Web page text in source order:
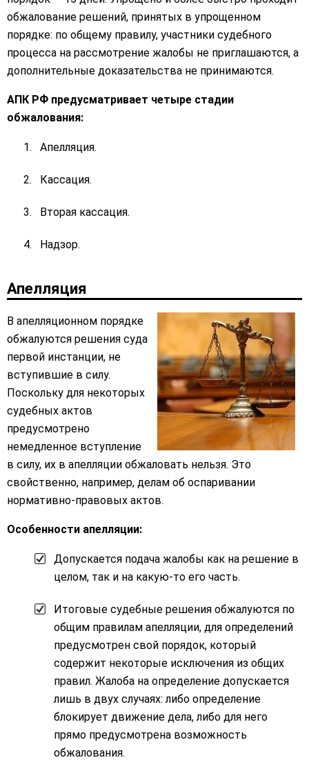
обжалование решений, принятых в упрощенном
порядке: по общему правилу, участники судебного
процесса на рассмотрение жалобы не приглашаются, а
дополнительные доказательства не принимаются.
АПК РФ предусматривает четыре стадии
обжалования:
Апелляция.
Кассация.
Вторая кассация.
Надзор.
Апелляция
В апелляционном порядке
обжалуются решения суда
первой инстанции, не
вступившие в силу.
Поскольку для некоторых
судебных актов
предусмотрено
немедленное вступление
в силу, их в апелляции обжаловать нельзя. Это
свойственно, например, делам об оспаривании
нормативно-правовых актов.
Особенности апелляции:
Допускается подача жалобы как на решение в
целом, так и на какую-то его часть.
Итоговые судебные решения обжалуются по
общим правилам апелляции, для определений
предусмотрен свой порядок, который
содержит некоторые исключения из общих
правил. Жалоба на определение допускается
лишь в двух случаях: либо определение
блокирует движение дела, либо для него
прямо предусмотрена возможность
обжалования.